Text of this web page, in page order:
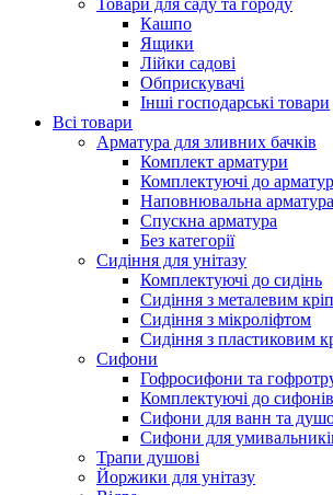
Товари для саду та городу
Кашпо
Ящики
Лійки садові
Обприскувачі
Інші господарські товари
Всі товари
Арматура для зливних бачків
Комплект арматури
Комплектуючі до
Наповнювальна арматура
Спускна арматура
Без категорії
Сидіння для унітазу
Комплектуючі до сидінь
Сидіння з металевим
Сидіння з мікроліфтом
Сидіння з пластиковим
Сифони
Гофросифони та
Комплектуючі до сифонів
Сифони для ванн та
Сифони для
Трапи душові
Йоржики для унітазу